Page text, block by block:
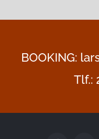
BOOKING:
Tlf.: